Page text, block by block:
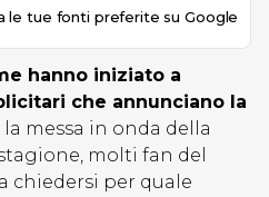
le tue fonti preferite su Google
hanno iniziato a
che annunciano la
la messa in onda della
molti fan del
chiedersi per quale